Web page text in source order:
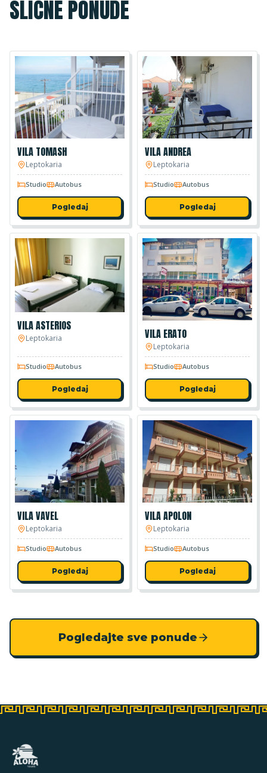
SLIČNE PONUDE
VILA TOMASH
Leptokaria
Studio Autobus
Pogledaj
VILA ANDREA
Leptokaria
Studio Autobus
Pogledaj
VILA ASTERIOS
Leptokaria
Studio Autobus
Pogledaj
VILA ERATO
Leptokaria
Studio Autobus
Pogledaj
VILA VAVEL
Leptokaria
Studio Autobus
Pogledaj
VILA APOLON
Leptokaria
Studio Autobus
Pogledaj
Pogledajte sve ponude